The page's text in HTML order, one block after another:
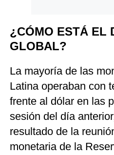
¿CÓMO ESTÁ EL
GLOBAL?
La mayoría de las
Latina operaban con
frente al dólar en las
sesión del día
resultado de la
monetaria de la